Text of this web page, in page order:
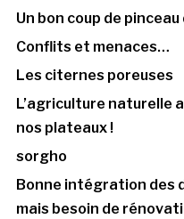
Un bon coup de pinceau
Conflits et menaces…
Les citernes poreuses
L’agriculture naturelle
nos plateaux !
sorgho
Bonne intégration des
mais besoin de